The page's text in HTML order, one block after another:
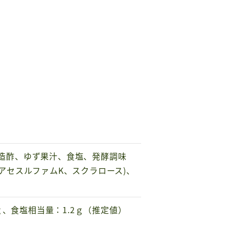
酢、ゆず果汁、食塩、発酵調味
スルファムK、スクラロース)、
食塩相当量：1.2ｇ（推定値）